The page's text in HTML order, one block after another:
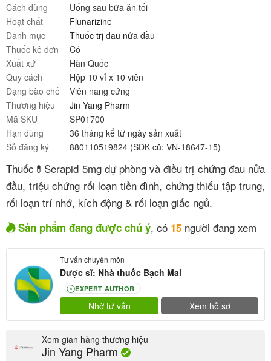
Cách dùng
Uống sau bữa ăn tối
Hoạt chất
Flunarizine
Danh mục
Thuốc trị đau nửa đầu
Thuốc kê đơn
Có
Xuất xứ
Hàn Quốc
Quy cách
Hộp 10 vỉ x 10 viên
Dạng bào chế
Viên nang cứng
Thương hiệu
Jin Yang Pharm
Mã SKU
SP01700
Hạn dùng
36 tháng kể từ ngày sản xuất
Số đăng ký
880110519824 (SĐK cũ: VN-18647-15)
Thuốc💊Serapid 5mg dự phòng và điều trị chứng đau nửa
đầu, triệu chứng rối loạn tiền đình, chứng thiếu tập trung,
rối loạn trí nhớ, kích động & rối loạn giấc ngủ.
Sản phẩm đang được chú ý, có 15 người đang xem
Tư vấn chuyên môn
Dược sĩ: Nhà thuốc Bạch Mai
80 EXPERT AUTHOR
Nhờ tư vấn Xem hồ sơ
Xem gian hàng thương hiệu
Jin Yang Pharm